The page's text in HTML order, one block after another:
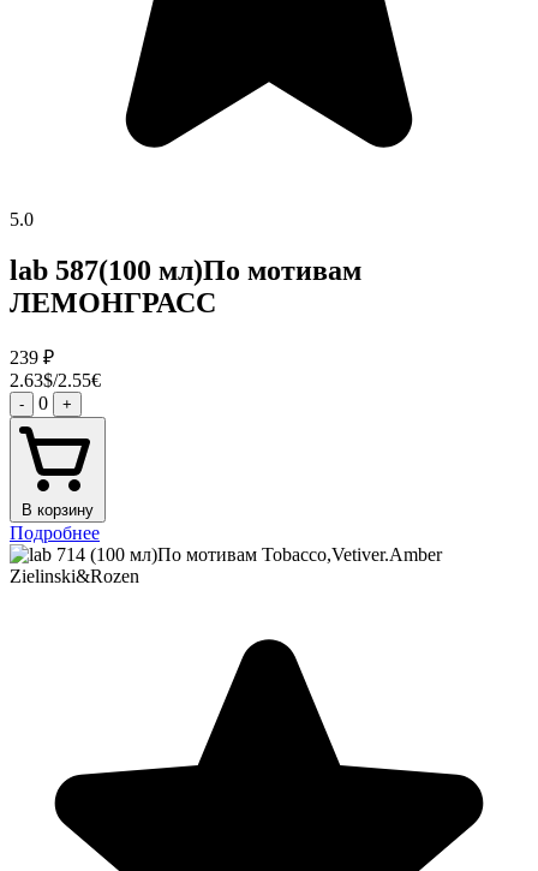
5.0
lab 587(100 мл)По мотивам
ЛЕМОНГРАСС
239 ₽
2.63$/2.55€
- 0 +
В корзину
Подробнее